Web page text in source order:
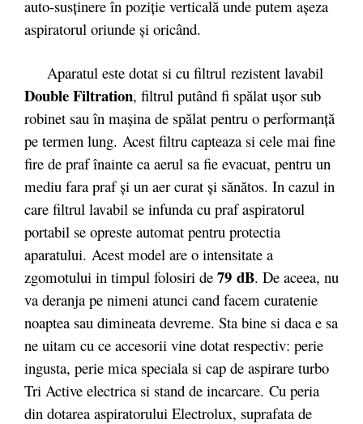
auto-susţinere în poziţie verticală unde putem aşeza
aspiratorul oriunde şi oricând.
Aparatul este dotat si cu filtrul rezistent lavabil
Double Filtration, filtrul putând fi spălat uşor sub
robinet sau în maşina de spălat pentru o performanţă
pe termen lung. Acest filtru capteaza si cele mai fine
fire de praf înainte ca aerul sa fie evacuat, pentru un
mediu fara praf şi un aer curat şi sănătos. In cazul in
care filtrul lavabil se infunda cu praf aspiratorul
portabil se opreste automat pentru protectia
aparatului. Acest model are o intensitate a
zgomotului in timpul folosiri de 79 dB. De aceea, nu
va deranja pe nimeni atunci cand facem curatenie
noaptea sau dimineata devreme. Sta bine si daca e sa
ne uitam cu ce accesorii vine dotat respectiv: perie
ingusta, perie mica speciala si cap de aspirare turbo
Tri Active electrica si stand de incarcare. Cu peria
din dotarea aspiratorului Electrolux, suprafata de